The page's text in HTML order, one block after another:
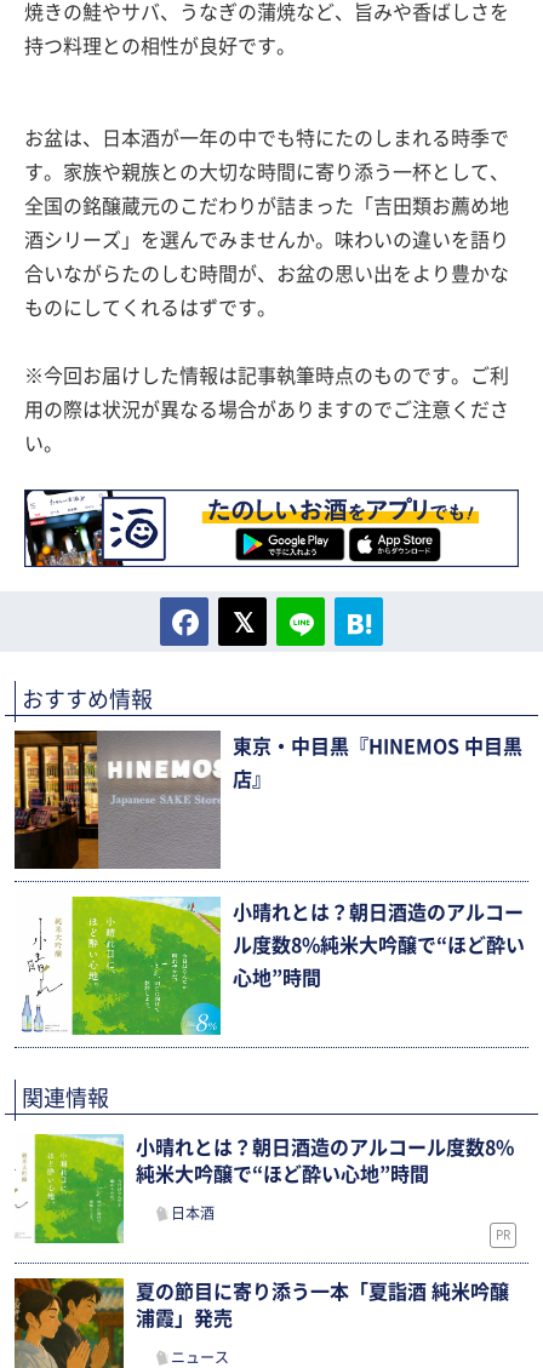
焼きの鮭やサバ、うなぎの蒲焼など、旨みや香ばしさを
持つ料理との相性が良好です。
お盆は、日本酒が一年の中でも特にたのしまれる時季で
す。家族や親族との大切な時間に寄り添う一杯として、
全国の銘醸蔵元のこだわりが詰まった「吉田類お薦め地
酒シリーズ」を選んでみませんか。味わいの違いを語り
合いながらたのしむ時間が、お盆の思い出をより豊かな
ものにしてくれるはずです。
※今回お届けした情報は記事執筆時点のものです。ご利
用の際は状況が異なる場合がありますのでご注意くださ
い。
おすすめ情報
東京・中目黒『HINEMOS 中目黒
店』
小晴れとは？朝日酒造のアルコー
ル度数8%純米大吟醸で“ほど酔い
心地”時間
関連情報
小晴れとは？朝日酒造のアルコール度数8%
純米大吟醸で“ほど酔い心地”時間
日本酒
PR
夏の節目に寄り添う一本「夏詣酒 純米吟醸
浦霞」発売
ニュース